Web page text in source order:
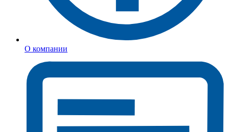
О компании